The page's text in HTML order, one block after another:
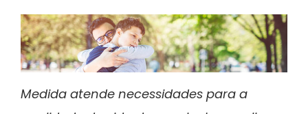
Medida atende necessidades para a